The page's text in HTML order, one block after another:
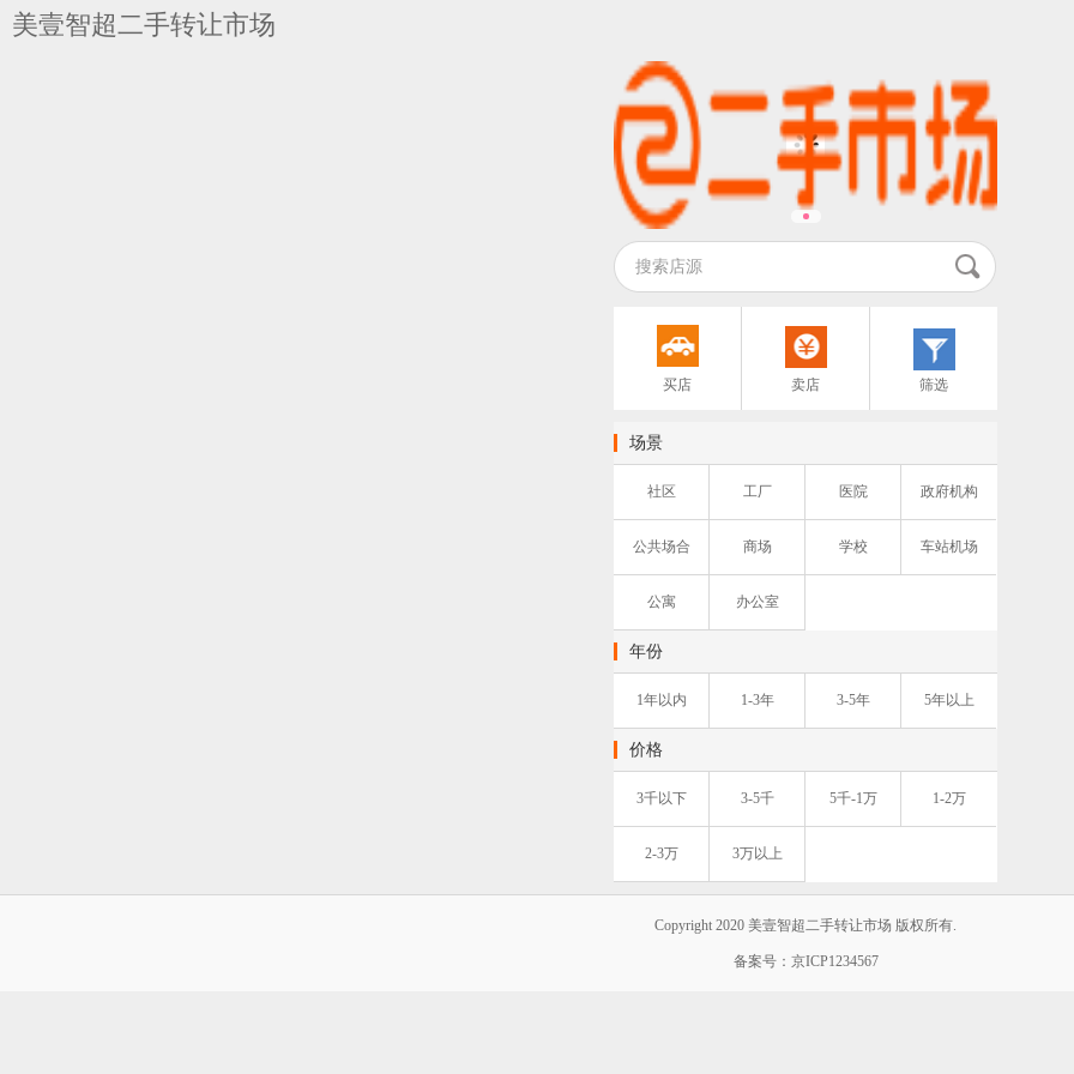
美壹智超二手转让市场
买店 卖店 筛选
场景
社区 工厂 医院 政府机构
公共场合 商场 学校 车站机场
公寓 办公室
年份
1年以内 1-3年 3-5年 5年以上
价格
3千以下 3-5千 5千-1万 1-2万
2-3万 3万以上
Copyright 2020 美壹智超二手转让市场 版权所有.
备案号：京ICP1234567